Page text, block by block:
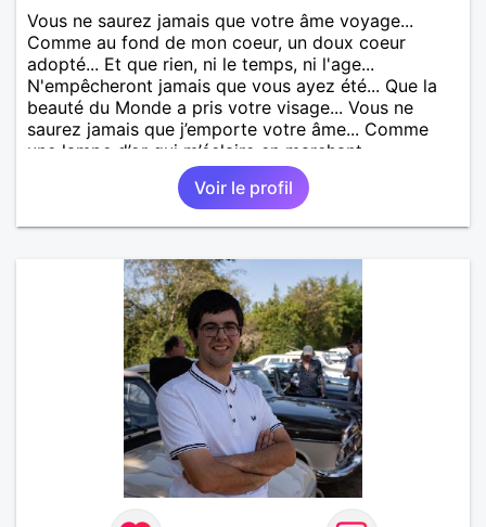
Vous ne saurez jamais que votre âme voyage...
Comme au fond de mon coeur, un doux coeur
adopté... Et que rien, ni le temps, ni l'age...
N'empêcheront jamais que vous ayez été... Que la
beauté du Monde a pris votre visage... Vous ne
saurez jamais que j’emporte votre âme... Comme
une lampe d’or qui m’éclaire en marchant...
Voir le profil